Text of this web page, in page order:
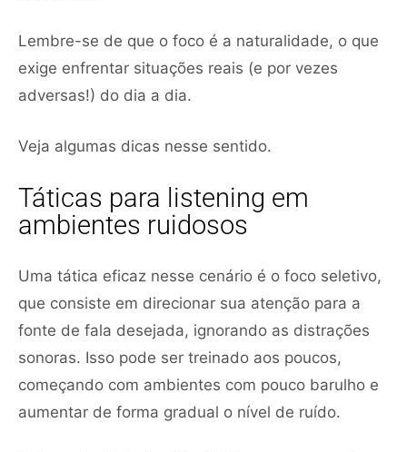
Lembre-se de que o foco é a naturalidade, o que
exige enfrentar situações reais (e por vezes
adversas!) do dia a dia.
Veja algumas dicas nesse sentido.
Táticas para listening em
ambientes ruidosos
Uma tática eficaz nesse cenário é o foco seletivo,
que consiste em direcionar sua atenção para a
fonte de fala desejada, ignorando as distrações
sonoras. Isso pode ser treinado aos poucos,
começando com ambientes com pouco barulho e
aumentar de forma gradual o nível de ruído.